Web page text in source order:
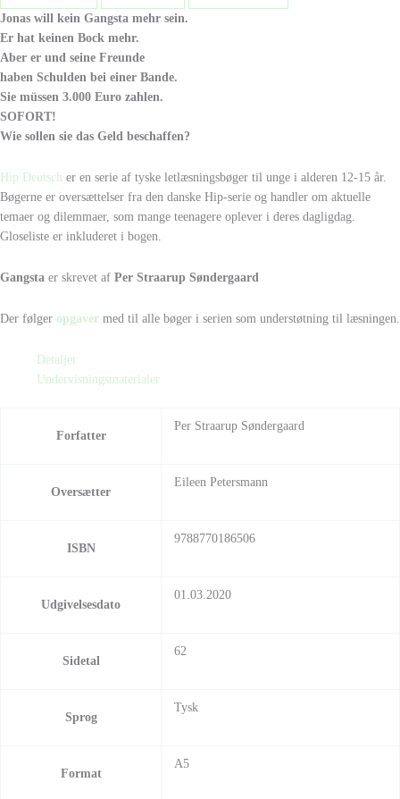
Jonas will kein Gangsta mehr sein.
Er hat keinen Bock mehr.
Aber er und seine Freunde
haben Schulden bei einer Bande.
Sie müssen 3.000 Euro zahlen.
SOFORT!
Wie sollen sie das Geld beschaffen?
Hip Deutsch er en serie af tyske letlæsningsbøger til unge i alderen 12-15 år.
Bøgerne er oversættelser fra den danske Hip-serie og handler om aktuelle
temaer og dilemmaer, som mange teenagere oplever i deres dagligdag.
Gloseliste er inkluderet i bogen.
Gangsta er skrevet af Per Straarup Søndergaard
Der følger opgaver med til alle bøger i serien som understøtning til læsningen.
Detaljer
Undervisningsmaterialer
Forfatter
Per Straarup Søndergaard
Oversætter
Eileen Petersmann
ISBN
9788770186506
Udgivelsesdato
01.03.2020
Sidetal
62
Sprog
Tysk
Format
A5